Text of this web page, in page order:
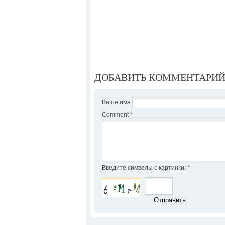
ДОБАВИТЬ КОММЕНТАРИЙ
Ваше имя
Comment *
Введите символы с картинки: *